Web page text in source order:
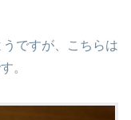
ですが、こちらは
。